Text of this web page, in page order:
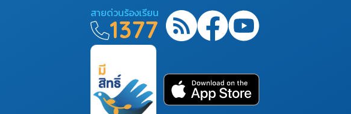
สายด่วนร้องเรียน
1377